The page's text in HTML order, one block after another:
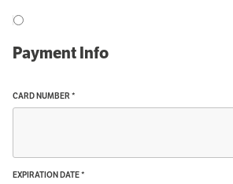
Payment Info
CARD NUMBER *
EXPIRATION DATE *